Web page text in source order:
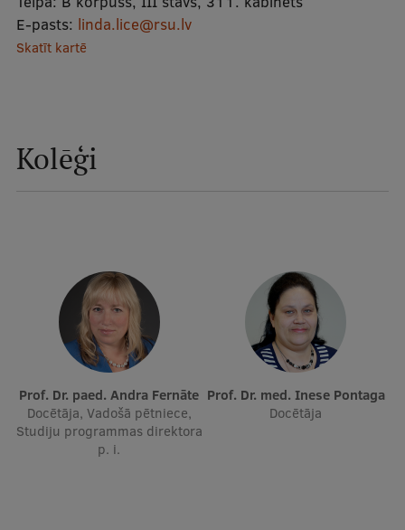
Studentu dzīve
Studiju norises vietas
Stratēģija
RSU fonds
Aula
Muzeji un ekspozīcijas
Ģerbonis
Projekti
E-pasts: linda.lice@rsu.lv
Skatīt kartē
Kolēģi
Prof. Dr. paed. Andra Fernāte
Docētāja, Vadošā pētniece,
Studiju programmas direktora
p. i.
Prof. Dr. med. Inese Pontaga
Docētāja